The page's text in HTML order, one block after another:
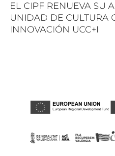
EL CIPF RENUEVA SU
UNIDAD DE CULTURA
INNOVACIÓN UCC+I